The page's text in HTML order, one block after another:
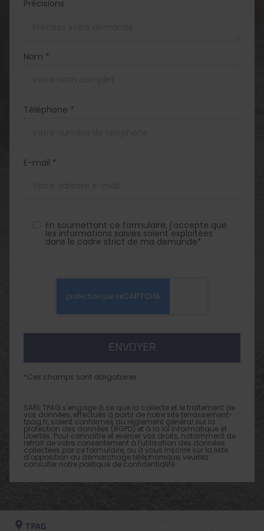
Précisions
Nom *
Téléphone *
E-mail *
En soumettant ce formulaire, j'accepte que
les informations saisies soient exploitées
dans le cadre strict de ma demande*
*Ces champs sont obligatoires
SARL TPAG s'engage à ce que la collecte et le traitement de
vos données, effectués à partir de notre siteterrassement-
tpag.fr, soient conformes au règlement général sur la
protection des données (RGPD) et à la loi Informatique et
Libertés. Pour connaître et exercer vos droits, notamment de
retrait de votre consentement à l'utilisation des données
collectées par ce formulaire, ou à vous inscrire sur la liste
d'opposition au démarchage téléphonique, veuillez
consulter notre politique de confidentialité
TPAG